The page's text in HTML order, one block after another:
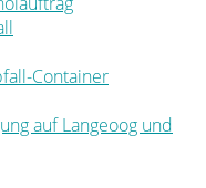
Container
auf Langeoog und